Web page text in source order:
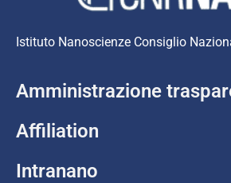
Istituto Nanoscienze Consiglio
Amministrazione
Affiliation
Intranano